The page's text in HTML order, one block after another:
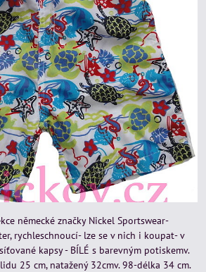
německé značky Nickel Sportswear-
rychleschnoucí- lze se v nich i koupat- v
kapsy - BÍLÉ s barevným potiskemv.
25 cm, natažený 32cmv. 98-délka 34 cm.